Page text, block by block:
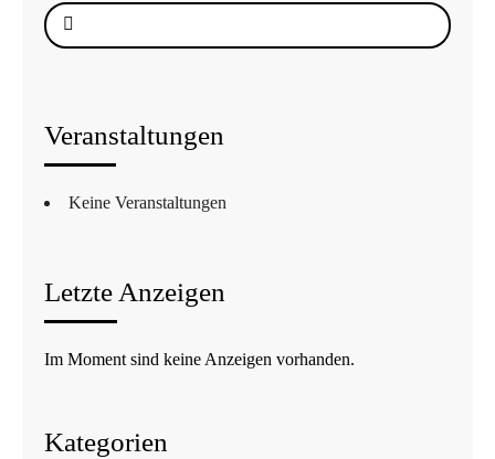
Suche
nach:
Veranstaltungen
Keine Veranstaltungen
Letzte Anzeigen
Im Moment sind keine Anzeigen vorhanden.
Kategorien